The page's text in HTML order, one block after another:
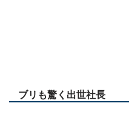
ブリも驚く出世社長